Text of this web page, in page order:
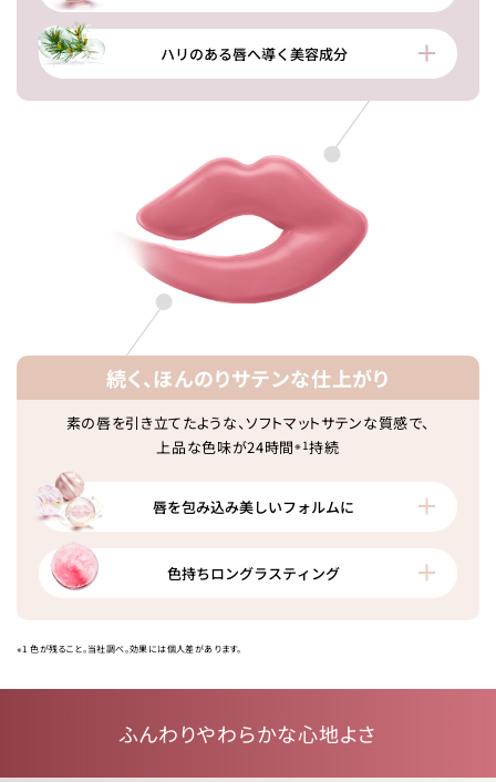
ハリのある唇へ導く美容成分
続く、ほんのりサテンな仕上がり
素の唇を引き立てたような、ソフトマットサテンな質感で、
上品な色味が24時間※1持続
唇を包み込み美しいフォルムに
色持ちロングラスティング
※1 色が残ること。当社調べ。効果には個人差があります。
ふんわりやわらかな心地よさ